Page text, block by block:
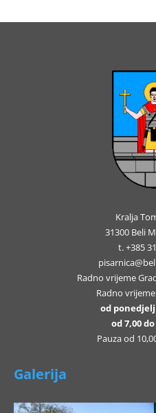
Kralja
31300 Beli
t. +385
Radno vrijeme
Radno
od
od 7,00
Pauza od
Galerija